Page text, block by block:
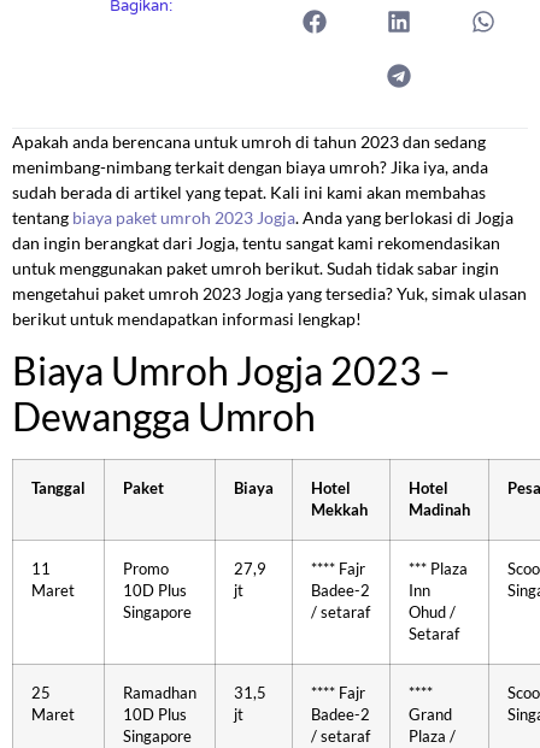
Bagikan:
Apakah anda berencana untuk umroh di tahun 2023 dan sedang
menimbang-nimbang terkait dengan biaya umroh? Jika iya, anda
sudah berada di artikel yang tepat. Kali ini kami akan membahas
tentang biaya paket umroh 2023 Jogja. Anda yang berlokasi di Jogja
dan ingin berangkat dari Jogja, tentu sangat kami rekomendasikan
untuk menggunakan paket umroh berikut. Sudah tidak sabar ingin
mengetahui paket umroh 2023 Jogja yang tersedia? Yuk, simak ulasan
berikut untuk mendapatkan informasi lengkap!
Biaya Umroh Jogja 2023 –
Dewangga Umroh
Tanggal Paket Biaya
Hotel
Mekkah
Hotel
Madinah
11
Maret
Promo
10D Plus
Singapore
27,9
jt
**** Fajr
Badee-2
/ setaraf
*** Plaza
Inn
Ohud /
Setaraf
25
Maret
Ramadhan
10D Plus
Singapore
31,5
jt
**** Fajr
Badee-2
/ setaraf
****
Grand
Plaza /